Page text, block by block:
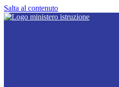
Salta al contenuto